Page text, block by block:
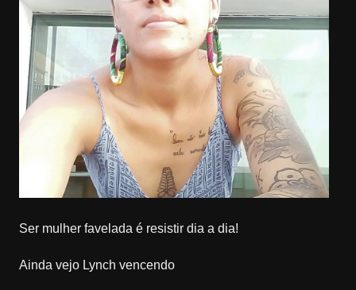
Ser mulher favelada é resistir dia a dia!
Ainda vejo Lynch vencendo